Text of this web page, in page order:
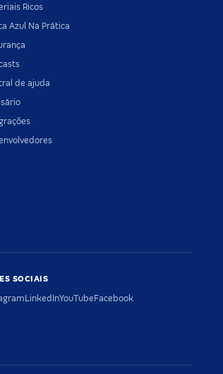
Ricos
Azul Na Prática
de ajuda
SOCIAIS
LinkedInYouTubeFacebook